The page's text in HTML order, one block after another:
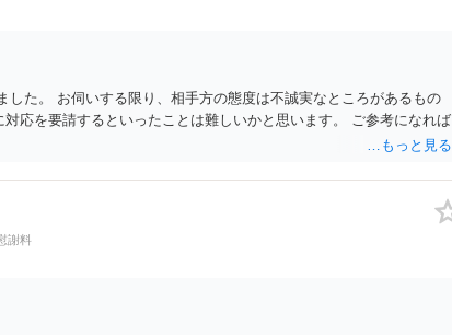
した。 お伺いする限り、相手方の態度は不誠実なところがあるもの
応を要請するといったことは難しいかと思います。 ご参考になれば
謝料